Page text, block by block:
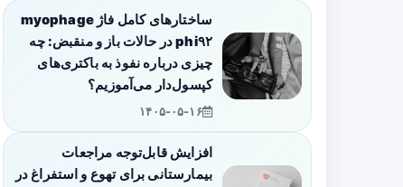
ساختارهای کامل فاژ myophage
phi۹۲ در حالات باز و منقبض: چه
چیزی درباره نفوذ به باکتری‌های
کپسول‌دار می‌آموزیم؟
۱۴۰۵-۰۵-۱۶
افزایش قابل‌توجه مراجعات
بیمارستانی برای تهوع و استفراغ در